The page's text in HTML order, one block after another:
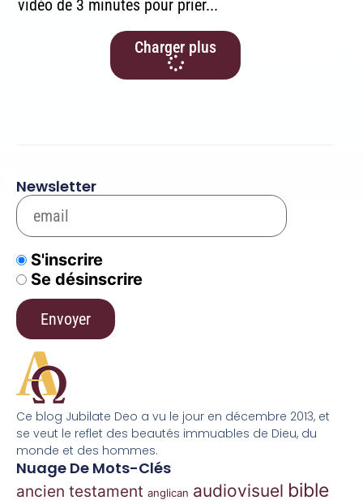
vidéo de 3 minutes pour prier...
Charger plus
Ce blog Jubilate Deo a vu le jour en décembre 2013, et
se veut le reflet des beautés immuables de Dieu, du
monde et des hommes.
Nuage De Mots-Clés
ancien testament anglican audiovisuel bible
Newsletter
S'inscrire
Se désinscrire